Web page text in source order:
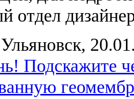
отдел
Подскажите